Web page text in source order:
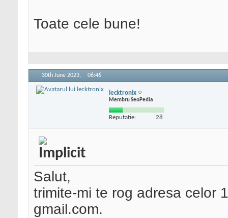
Toate cele bune!
30th June 2023, 06:46
lecktronix
Membru SeoPedia
Reputatie: 28
Salut,
trimite-mi te rog adresa celor
gmail.com.